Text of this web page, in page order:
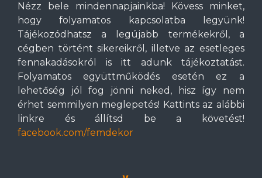
Nézz bele mindennapjainkba! Kövess minket,
hogy folyamatos kapcsolatba legyünk!
Tájékozódhatsz a legújabb termékekről, a
cégben történt sikereikről, illetve az esetleges
fennakadásokról is itt adunk tájékoztatást.
Folyamatos együttműködés esetén ez a
lehetőség jól fog jönni neked, hisz így nem
érhet semmilyen meglepetés! Kattints az alábbi
linkre és állítsd be a követést!
facebook.com/femdekor